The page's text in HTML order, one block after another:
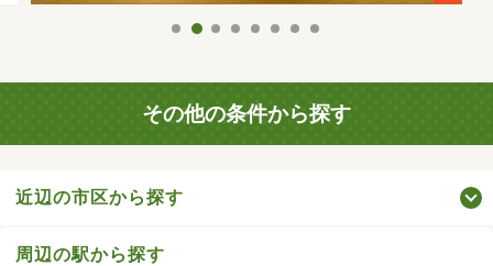
その他の条件から探す
近辺の市区から探す
周辺の駅から探す